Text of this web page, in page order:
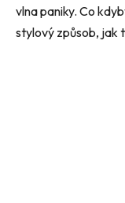
vlna paniky. Co
stylový způsob, jak